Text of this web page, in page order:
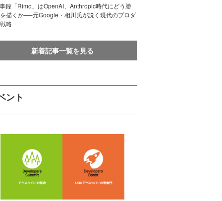
録「Rimo」はOpenAI、Anthropic時代にどう勝
描くか──元Google・相川氏が説く現代のプロダ
略
新着記事一覧を見る
ント